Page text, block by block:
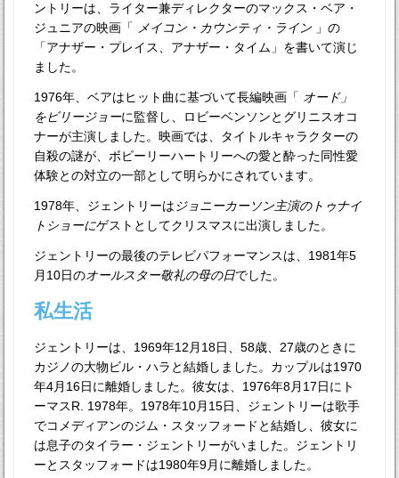
ントリーは、ライター兼ディレクターのマックス・ベア・
ジュニアの映画「 メイコン・カウンティ・ライン」の
「アナザー・プレイス、アナザー・タイム」を書いて演じ
ました。
1976年、ベアはヒット曲に基づいて長編映画「 オード」
をビリージョーに監督し、ロビーベンソンとグリニスオコ
ナーが主演しました。映画では、タイトルキャラクターの
自殺の謎が、ボビーリーハートリーへの愛と酔った同性愛
体験との対立の一部として明らかにされています。
1978年、ジェントリーは ジョニーカーソン主演のトゥナイ
トショーにゲストとしてクリスマスに出演しました。
ジェントリーの最後のテレビパフォーマンスは、1981年5
月10日のオールスター敬礼の母の日でした。
私生活
ジェントリーは、1969年12月18日、58歳、27歳のときに
カジノの大物ビル・ハラと結婚しました。カップルは1970
年4月16日に離婚しました。彼女は、1976年8月17日にト
ーマスR. 1978年。1978年10月15日、ジェントリーは歌手
でコメディアンのジム・スタッフォードと結婚し、彼女に
は息子のタイラー・ジェントリーがいました。ジェントリ
ーとスタッフォードは1980年9月に離婚しました。